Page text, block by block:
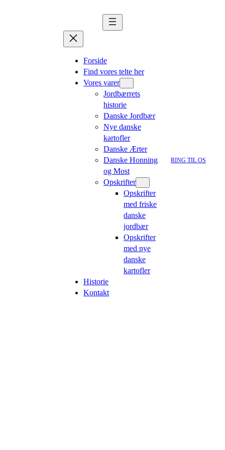
Forside
Find vores telte her
Vores varer
Jordbærrets
historie
Danske Jordbær
Nye danske
kartofler
Danske Ærter
Danske Honning
og Most
Opskrifter
Opskrifter
med friske
danske
jordbær
Opskrifter
med nye
danske
kartofler
Historie
Kontakt
RING TIL OS